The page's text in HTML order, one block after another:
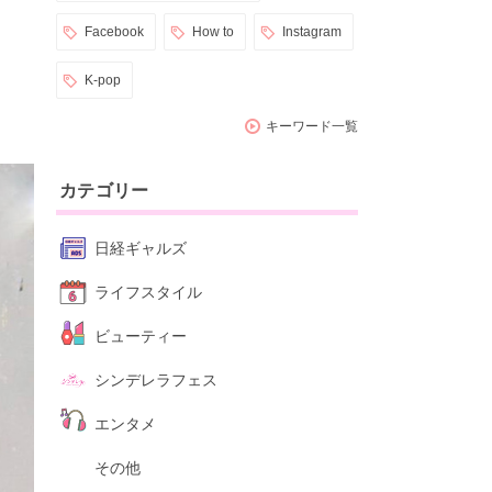
Facebook How to Instagram
K-pop
キーワード一覧
カテゴリー
日経ギャルズ
ライフスタイル
ビューティー
シンデレラフェス
エンタメ
その他